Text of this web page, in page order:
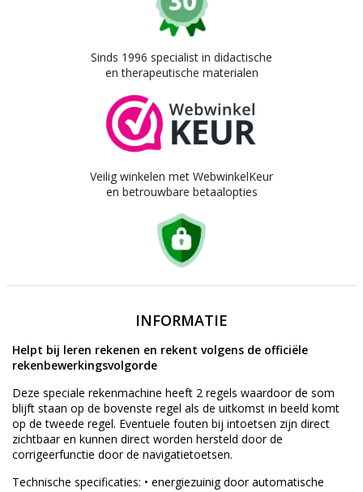
Sinds 1996 specialist in didactische
en therapeutische materialen
Veilig winkelen met WebwinkelKeur
en betrouwbare betaalopties
INFORMATIE
Helpt bij leren rekenen en rekent volgens de officiële
rekenbewerkingsvolgorde
Deze speciale rekenmachine heeft 2 regels waardoor de som
blijft staan op de bovenste regel als de uitkomst in beeld komt
op de tweede regel. Eventuele fouten bij intoetsen zijn direct
zichtbaar en kunnen direct worden hersteld door de
corrigeerfunctie door de navigatietoetsen.
Technische specificaties: • energiezuinig door automatische